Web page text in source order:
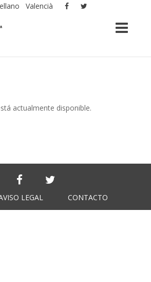
Valencià
actualmente disponible.
LEGAL CONTACTO